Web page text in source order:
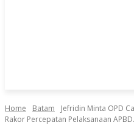
Home Batam
Jefridin Minta OPD
Rakor Percepatan Pelaksanaan